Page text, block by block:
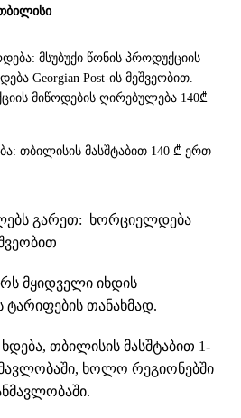
მსუბუქი წონის პროდუქციის
Georgian Post-ის მეშვეობით.
მიწოდების ღირებულება 140₾
თბილისის მასშტაბით 140 ₾ ერთ
გარეთ: ხორციელდება
მყიდველი იხდის
ტარიფების თანახმად.
თბილისის მასშტაბით 1-
ხოლო რეგიონებში